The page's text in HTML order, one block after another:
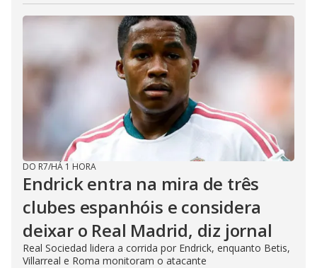
DO R7/HÁ 1 HORA
Endrick entra na mira de três
clubes espanhóis e considera
deixar o Real Madrid, diz jornal
Real Sociedad lidera a corrida por Endrick, enquanto Betis,
Villarreal e Roma monitoram o atacante